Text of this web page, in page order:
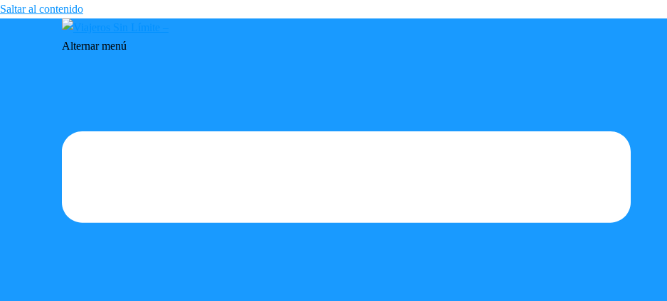
Saltar al contenido
Alternar menú